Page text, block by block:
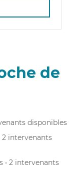
de
disponibles
2 intervenants
• 2 intervenants